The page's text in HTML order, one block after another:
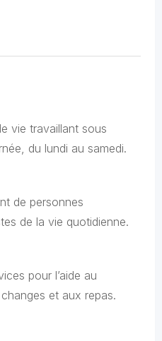
vie travaillant sous
du lundi au samedi.
de personnes
de la vie quotidienne.
pour l’aide au
et aux repas.